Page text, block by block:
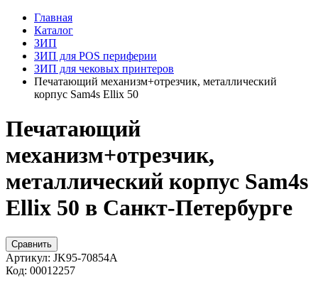
Главная
Каталог
ЗИП
ЗИП для POS периферии
ЗИП для чековых принтеров
Печатающий механизм+отрезчик, металлический
корпус Sam4s Ellix 50
Печатающий
механизм+отрезчик,
металлический корпус Sam4s
Ellix 50 в Санкт-Петербурге
Сравнить
Артикул: JK95-70854A
Код: 00012257